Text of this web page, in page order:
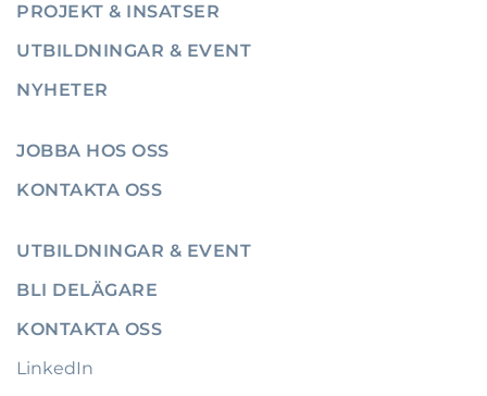
PROJEKT & INSATSER
UTBILDNINGAR & EVENT
NYHETER
JOBBA HOS OSS
KONTAKTA OSS
UTBILDNINGAR & EVENT
BLI DELÄGARE
KONTAKTA OSS
LinkedIn